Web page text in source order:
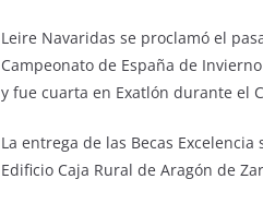
Leire Navaridas se proclamó el
Campeonato de España de
y fue cuarta en Exatlón durante el
La entrega de las Becas
Edificio Caja Rural de Aragón de